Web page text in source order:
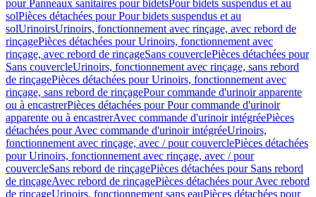
pour Panneaux sanitaires pour bidetsPour bidets suspendus et au
solPièces détachées pour Pour bidets suspendus et au
solUrinoirsUrinoirs, fonctionnement avec rinçage, avec rebord de
rinçagePièces détachées pour Urinoirs, fonctionnement avec
rinçage, avec rebord de rinçageSans couverclePièces détachées pour
Sans couvercleUrinoirs, fonctionnement avec rinçage, sans rebord
de rinçagePièces détachées pour Urinoirs, fonctionnement avec
rinçage, sans rebord de rinçagePour commande d'urinoir apparente
ou à encastrerPièces détachées pour Pour commande d'urinoir
apparente ou à encastrerAvec commande d'urinoir intégréePièces
détachées pour Avec commande d'urinoir intégréeUrinoirs,
fonctionnement avec rinçage, avec / pour couverclePièces détachées
pour Urinoirs, fonctionnement avec rinçage, avec / pour
couvercleSans rebord de rinçagePièces détachées pour Sans rebord
de rinçageAvec rebord de rinçagePièces détachées pour Avec rebord
de rinçageUrinoirs, fonctionnement sans eauPièces détachées pour